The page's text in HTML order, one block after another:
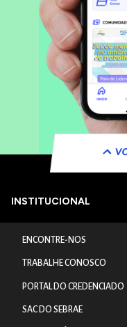
INSTITUCIONAL
ENCONTRE-NOS
TRABALHE CONOSCO
PORTAL DO CREDENCIADO
SAC DO SEBRAE